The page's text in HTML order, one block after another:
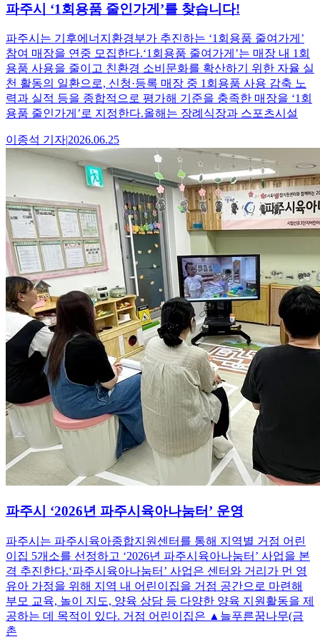
파주시 ‘1회용품 줄인가게’를 찾습니다!
파주시는 기후에너지환경부가 추진하는 ‘1회용품 줄여가게’
참여 매장을 연중 모집한다.‘1회용품 줄여가게’는 매장 내 1회
용품 사용을 줄이고 친환경 소비문화를 확산하기 위한 자율 실
천 활동의 일환으로, 신청·등록 매장 중 1회용품 사용 감축 노
력과 실적 등을 종합적으로 평가해 기준을 충족한 매장을 ‘1회
용품 줄인가게’로 지정한다.올해는 장례식장과 스포츠시설
이종석 기자|2026.06.25
파주시 ‘2026년 파주시육아나눔터’ 운영
파주시는 파주시육아종합지원센터를 통해 지역별 거점 어린
이집 5개소를 선정하고 ‘2026년 파주시육아나눔터’ 사업을 본
격 추진한다.‘파주시육아나눔터’ 사업은 센터와 거리가 먼 영
유아 가정을 위해 지역 내 어린이집을 거점 공간으로 마련해
부모 교육, 놀이 지도, 양육 상담 등 다양한 양육 지원활동을 제
공하는 데 목적이 있다. 거점 어린이집은 ▲늘푸른꿈나무(금
촌